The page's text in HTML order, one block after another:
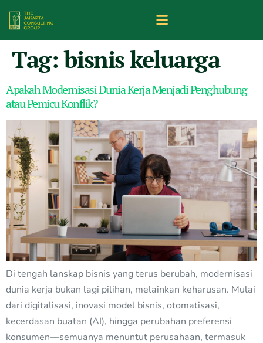
Tag:bisnis keluarga
Apakah Modernisasi Dunia Kerja Menjadi Penghubung
atau Pemicu Konflik?
Di tengah lanskap bisnis yang terus berubah, modernisasi
dunia kerja bukan lagi pilihan, melainkan keharusan. Mulai
dari digitalisasi, inovasi model bisnis, otomatisasi,
kecerdasan buatan (AI), hingga perubahan preferensi
konsumen—semuanya menuntut perusahaan, termasuk